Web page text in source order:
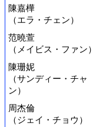
陳嘉樺
（エラ・チェン）
范曉萱
（メイビス・ファン）
陳珊妮
（サンディー・チャ
ン）
周杰倫
（ジェイ・チョウ）